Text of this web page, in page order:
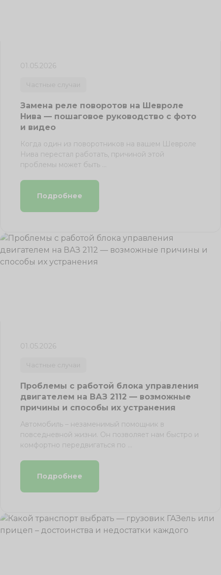
01.05.2026
Частные случаи
Замена реле поворотов на Шевроле
Нива — пошаговое руководство с фото
и видео
Когда один из поворотников на вашем Шевроле
Нива перестал работать, причиной этой
проблемы может быть ...
Подробнее
01.05.2026
Частные случаи
Проблемы с работой блока управления
двигателем на ВАЗ 2112 — возможные
причины и способы их устранения
Автомобиль – незаменимый помощник в
повседневной жизни. Он позволяет нам быстро и
комфортно передвигаться по ...
Подробнее